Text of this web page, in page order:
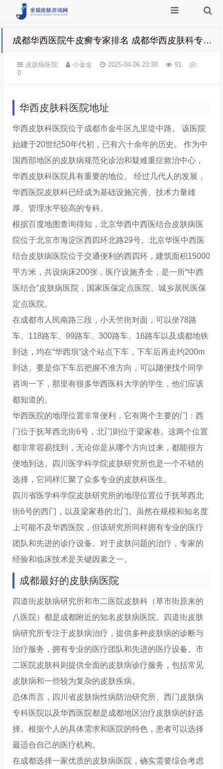
成都华西医院牛皮癣专家排名 成都华西皮肤科专家门诊
皮肤病医院 小金金 2025-04-06 23:38
91
0
华西皮肤科医院地址
华西皮肤科医院位于成都市金牛区九里堤中路。 该医院
始建于20世纪50年代初，已有六十余年的历史。 作为中
国西部地区的皮肤病规范化诊治和疑难重症救治中心，
华西皮肤科医院具有重要的地位。 经过几代人的发展，
华西医院皮肤科已经成为基础设施完善、技术力量雄
厚、管理水平较高的专科。
根据百度地图查询得知，北京华西中西医结合皮肤病医
院位于北京市海淀区西四环北路29号。北京华医中西医
结合皮肤病医院位于交通便利的西四环，建筑面积15000
平方米，共设病床200张，医疗设施齐全，是一所“中西
医结合”皮肤病医院，国家医保定点医院、城乡居民医保
定点医院。
在成都市人民南路三段，小天竺街对面，可以坐78路
车、118路车、99路车、300路车、16路车以及成都地铁
到达，均在“华西坝”这个站点下车，下车后再走约200m
到达。要是你下车后把握不准方向，可以随便找个同学
咨询一下，那里有很多华西医科大学的学生，他们应该
都知道的。
华西医院的地理位置非常便利，它有两个主要的门：西
门位于抚琴西北街6号，北门则位于梁家巷。这两个位置
都非常容易找到，无论你是从哪个方向过来，都能很方
便地到达。四川医学科学院皮肤研究所也是一个不错的
选择，它同样汇聚了众多专业的皮肤科医生。
四川省医学科学院皮肤研究所的地理位置位于抚琴西北
街6号的西门，以及梁家巷的北门。虽然在规模和知名度
上可能不及华西医院，但该研究所同样拥有专业的医疗
团队和先进的诊疗设备。对于皮肤问题的治疗，专家的
经验和临床技术是关键因素之一。
成都最好的皮肤病医院
四道街皮肤病研究所和市二医院皮肤科（草市街原来的
八医院）都是成都附近的知名皮肤病医院。四道街皮肤
病研究所专注于皮肤病治疗，提供多种皮肤病的诊断与
治疗服务，拥有专业的医疗团队和先进的医疗设备。市
二医院皮肤科则提供全面的皮肤病诊疗服务，包括常见
皮肤病和一些较为复杂的皮肤疾病。
总体而言，四川省皮肤病性病防治研究所、西门皮肤病
专科医院以及华西医院都是成都地区治疗皮肤病的好选
择。根据个人的具体需求和医院的特色，患者可以选择
最适合自己的医疗机构。
在成都选择一家优质的皮肤病医院，确实需要综合考虑